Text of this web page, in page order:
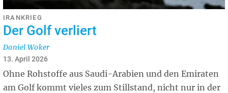
IRANKRIEG
Der Golf verliert
Daniel Woker
13. April 2026
Ohne Rohstoffe aus Saudi-Arabien und den Emiraten
am Golf kommt vieles zum Stillstand, nicht nur in der